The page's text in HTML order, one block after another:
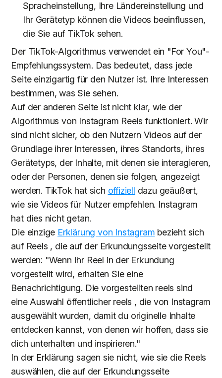
Spracheinstellung, Ihre Ländereinstellung und
Ihr Gerätetyp können die Videos beeinflussen,
die Sie auf TikTok sehen.
Der TikTok-Algorithmus verwendet ein "For You"-
Empfehlungssystem. Das bedeutet, dass jede
Seite einzigartig für den Nutzer ist. Ihre Interessen
bestimmen, was Sie sehen.
Auf der anderen Seite ist nicht klar, wie der
Algorithmus von Instagram Reels funktioniert. Wir
sind nicht sicher, ob den Nutzern Videos auf der
Grundlage ihrer Interessen, ihres Standorts, ihres
Gerätetyps, der Inhalte, mit denen sie interagieren,
oder der Personen, denen sie folgen, angezeigt
werden. TikTok hat sich offiziell dazu geäußert,
wie sie Videos für Nutzer empfehlen. Instagram
hat dies nicht getan.
Die einzige Erklärung von Instagram bezieht sich
auf Reels , die auf der Erkundungsseite vorgestellt
werden: "Wenn Ihr Reel in der Erkundung
vorgestellt wird, erhalten Sie eine
Benachrichtigung. Die vorgestellten reels sind
eine Auswahl öffentlicher reels , die von Instagram
ausgewählt wurden, damit du originelle Inhalte
entdecken kannst, von denen wir hoffen, dass sie
dich unterhalten und inspirieren."
In der Erklärung sagen sie nicht, wie sie die Reels
auswählen, die auf der Erkundungsseite